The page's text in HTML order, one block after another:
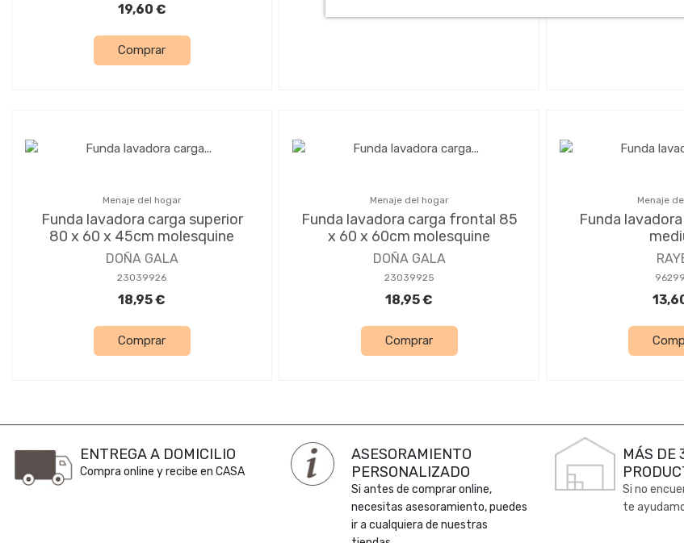
19,60 €
Comprar
Menaje del hogar
Funda lavadora carga superior
80 x 60 x 45cm molesquine
DOÑA GALA
23039926
18,95 €
Comprar
Menaje del hogar
Funda lavadora carga frontal 85
x 60 x 60cm molesquine
DOÑA GALA
23039925
18,95 €
Comprar
Menaje
Funda
ENTREGA A DOMICILIO
Compra online y recibe en CASA
ASESORAMIENTO
PERSONALIZADO
Si antes de comprar online,
necesitas asesoramiento, puedes
ir a cualquiera de nuestras
MÁS DE
Si no
te